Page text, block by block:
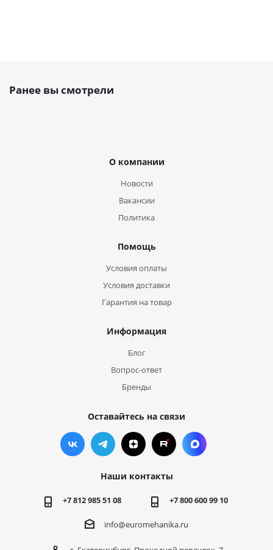
Ранее вы смотрели
О компании
Новости
Вакансии
Политика
Помощь
Условия оплаты
Условия доставки
Гарантия на товар
Информация
Блог
Вопрос-ответ
Бренды
Оставайтесь на связи
Наши контакты
+7 812 985 51 08 +7 800 600 99 10
info@euromehanika.ru